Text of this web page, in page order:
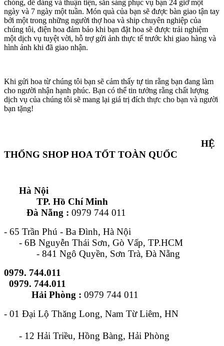
chóng, dễ dàng và thuận tiện, sẵn sàng phục vụ bạn 24 giờ một
ngày và 7 ngày một tuần. Món quà của bạn sẽ được bàn giao tận tay
bởi một trong những người thợ hoa và ship chuyên nghiệp của
chúng tôi, điện hoa đảm bảo khi bạn đặt hoa sẽ được trải nghiệm
một dịch vụ tuyệt vời, hỗ trợ gửi ảnh thực tế trước khi giao hàng và
hình ảnh khi đã giao nhận.
Khi gửi hoa từ chúng tôi bạn sẽ cảm thấy tự tin rằng bạn đang làm
cho người nhận hạnh phúc. Bạn có thể tin tưởng rằng chất lượng
dịch vụ của chúng tôi sẽ mang lại giá trị đích thực cho bạn và người
bạn tặng!
HỆ
THỐNG SHOP HOA TỐT TOÀN QUỐC
Hà Nội
TP. Hồ Chí Minh
Đà Nẵng : 0979 744 011
- 65 Trần Phú - Ba Đình, Hà Nội
- 6B Nguyễn Thái Sơn, Gò Vấp, TP.HCM
- 841 Ngô Quyền, Sơn Trà, Đà Nẵng
0979. 744.011
0979. 744.011
Hải Phòng : 0979 744 011
- 01 Đại Lộ Thăng Long, Nam Từ Liêm, HN
- 12 Hải Triều, Hồng Bàng, Hải Phòng